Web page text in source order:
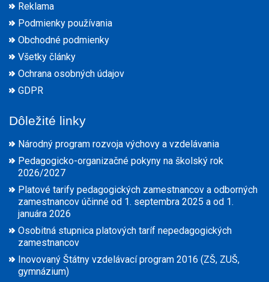
Reklama
Podmienky používania
Obchodné podmienky
Všetky články
Ochrana osobných údajov
GDPR
Dôležité linky
Národný program rozvoja výchovy a vzdelávania
Pedagogicko-organizačné pokyny na školský rok
2026/2027
Platové tarify pedagogických zamestnancov a odborných
zamestnancov účinné od 1. septembra 2025 a od 1.
januára 2026
Osobitná stupnica platových taríf nepedagogických
zamestnancov
Inovovaný Štátny vzdelávací program 2016 (ZŠ, ZUŠ,
gymnázium)